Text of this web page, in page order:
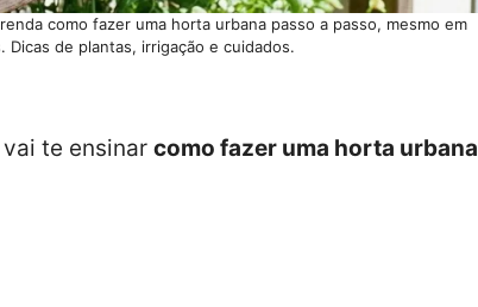
como fazer uma horta urbana passo a passo, mesmo em
Dicas de plantas, irrigação e cuidados.
te ensinar como fazer uma horta urbana